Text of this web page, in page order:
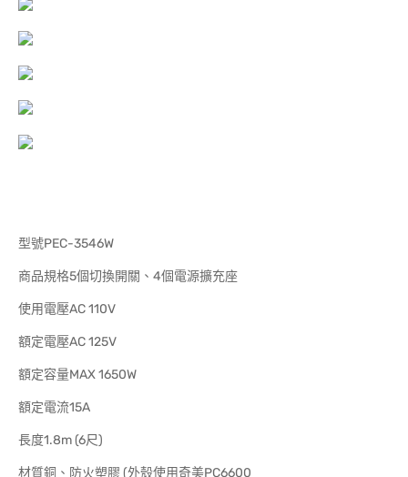
型號PEC-3546W
商品規格5個切換開關、4個電源擴充座
使用電壓AC 110V
額定電壓AC 125V
額定容量MAX 1650W
額定電流15A
長度1.8m (6尺)
材質銅、防火塑膠 (外殼使用奇美PC6600